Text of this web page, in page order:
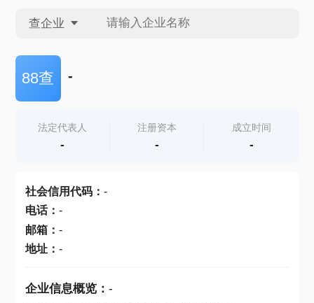
查企业
查企业
查产地
88查 -
法定代表人
-
注册资本
-
成立时间
-
社会信用代码： -
电话： -
邮箱： -
地址： -
企业信息概览： -